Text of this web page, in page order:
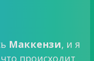
Маккензи, и я
происходит